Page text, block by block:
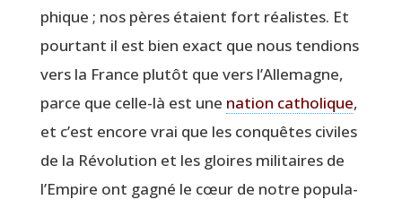
phique ; nos pères étaient fort réalistes. Et
pour­tant il est bien exact que nous ten­dions
vers la France plutôt que vers l’Allemagne,
parce que celle-là est une nation catho­lique,
et c’est encore vrai que les conquêtes civiles
de la Révolution et les gloires mili­taires de
l’Empire ont gagné le cœur de notre popu­la­